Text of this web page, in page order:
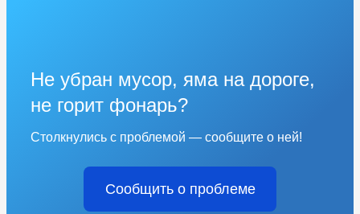
Не убран мусор, яма на дороге,
не горит фонарь?
Столкнулись с проблемой — сообщите о ней!
Сообщить о проблеме